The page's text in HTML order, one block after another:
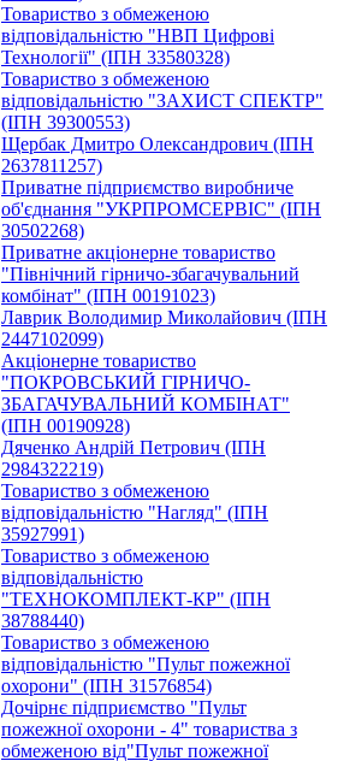
Товариство з обмеженою
відповідальністю "НВП Цифрові
Технології" (ІПН 33580328)
Toвapиcтвo з oбмeжeнoю
вiдпoвiдaльнicтю "ЗАХИСТ СПЕКТР"
(ІПН 39300553)
Щербак Дмитро Олександрович (ІПН
2637811257)
Пpивaтнe пiдпpиємcтвo виробниче
об'єднання "УКРПРОМСЕРВІС" (ІПН
30502268)
Приватне акціонерне товариство
"Північний гірничо-збагачувальний
комбінат" (ІПН 00191023)
Лаврик Володимир Миколайович (ІПН
2447102099)
Акціонерне товариство
"ПОКРОВСЬКИЙ ГІРНИЧО-
ЗБАГАЧУВАЛЬНИЙ КОМБІНАТ"
(ІПН 00190928)
Дяченко Андрій Петрович (ІПН
2984322219)
Toвapиcтвo з oбмeжeнoю
вiдпoвiдaльнicтю "Нагляд" (ІПН
35927991)
Toвapиcтвo з oбмeжeнoю
вiдпoвiдaльнicтю
"ТЕХНОКОМПЛЕКТ-КР" (ІПН
38788440)
Товариство з обмеженою
відповідальністю "Пульт пожежної
охорони" (ІПН 31576854)
Дочірнє пiдпpиємcтвo "Пульт
пожежної охорони - 4" товариства з
обмеженою від"Пульт пожежної